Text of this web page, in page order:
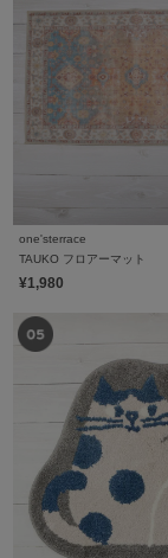
one'sterrace
TAUKO フロアーマット
¥1,980